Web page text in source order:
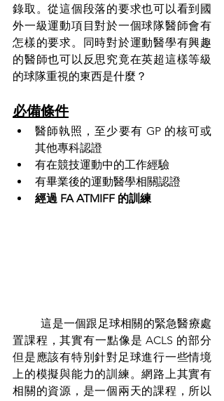
錄取。從這個段落的要求也可以看到國
外一級運動項目對於一個球隊醫師會有
怎樣的要求。同時對於運動醫學有興趣
的醫師也可以反思究竟在英超這樣等級
的球隊重視的東西是什麼？
必備條件
醫師執照，至少要有 GP 的核可或
其他專科認證
有在競技運動中的工作經驗
有畢業後的運動醫學相關認證
經過 FA ATMIFF 的訓練
	這是一個跟足球相關的緊急醫療處
置課程，其實有一點像是 ACLS 的部分
但是應該有特別針對足球進行一些情境
上的模擬與能力的訓練。網路上其實有
相關的資源，是一個兩天的課程，所以